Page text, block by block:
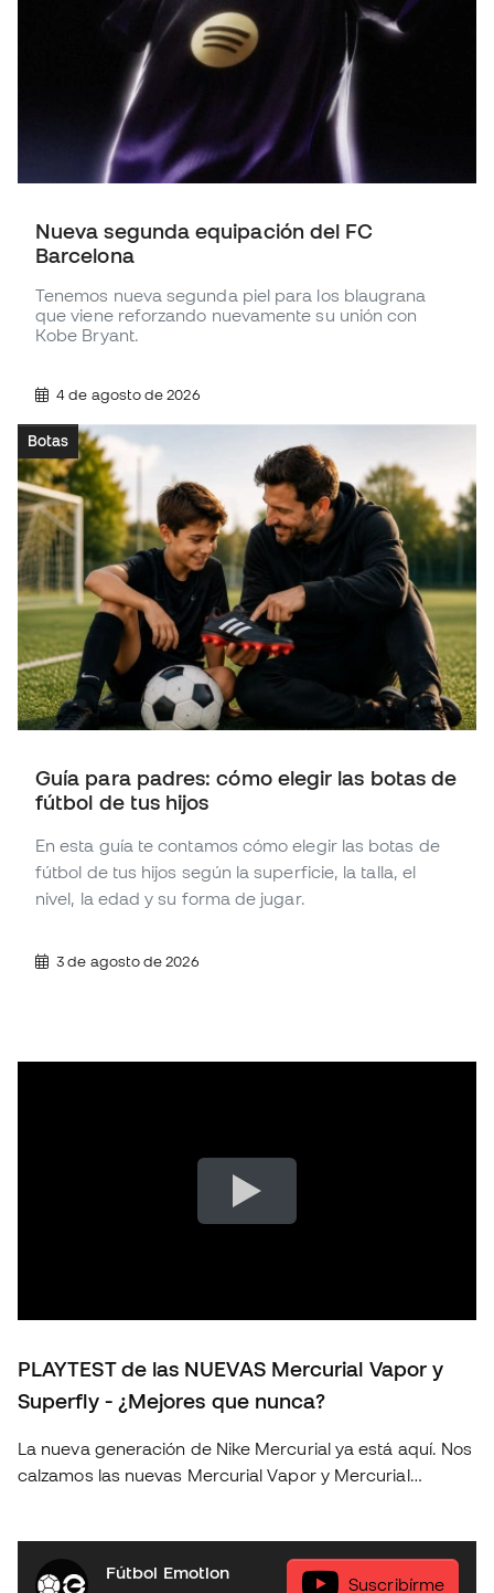
Nueva segunda equipación del FC
Barcelona
Tenemos nueva segunda piel para los blaugrana
que viene reforzando nuevamente su unión con
Kobe Bryant.
4 de agosto de 2026
Botas
Guía para padres: cómo elegir las botas de
fútbol de tus hijos
En esta guía te contamos cómo elegir las botas de
fútbol de tus hijos según la superficie, la talla, el
nivel, la edad y su forma de jugar.
3 de agosto de 2026
PLAYTEST de las NUEVAS Mercurial Vapor y
Superfly - ¿Mejores que nunca?
La nueva generación de Nike Mercurial ya está aquí. Nos
calzamos las nuevas Mercurial Vapor y Mercurial
respecto a la generación anterior. En este playtest
analizamos: 👟 Ajuste y comodidad. ⚽ Sensaciones con
Fútbol Emotion
Suscribírme